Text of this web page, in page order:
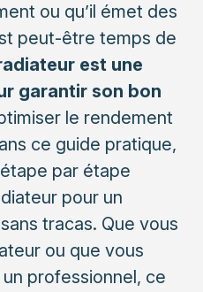
ou qu’il émet des
peut-être temps de
est une
garantir son bon
le rendement
ce guide pratique,
par étape
pour un
tracas. Que vous
ou que vous
professionnel, ce
la chaudière
?
?
entretenir vos